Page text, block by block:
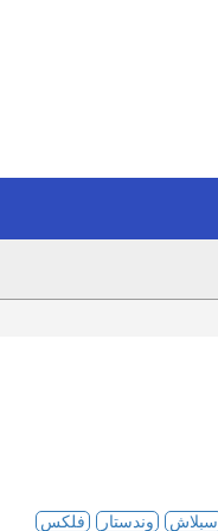
سبلاش وندستار فلكس